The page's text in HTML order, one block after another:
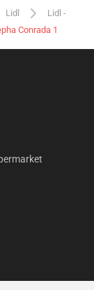
Lidl
Lidl -
Conrada 1